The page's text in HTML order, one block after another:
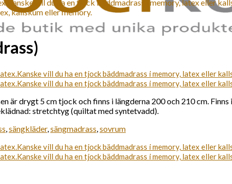
är drygt 5 cm tjock och finns i längderna 200 och 210 cm. Finns
stretchtyg (quiltat med syntetvadd).
,sängkläder,sängmadrass,sovrum